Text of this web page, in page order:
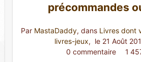
précommandes
Par MastaDaddy, dans Livres dont
livres-jeux, le 21 Août
0 commentaire
1